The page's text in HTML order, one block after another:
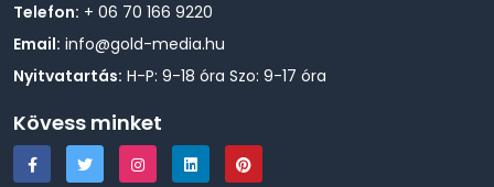
Telefon: + 06 70 166 9220
Email: info@gold-media.hu
Nyitvatartás: H-P: 9-18 óra Szo: 9-17 óra
Kövess minket